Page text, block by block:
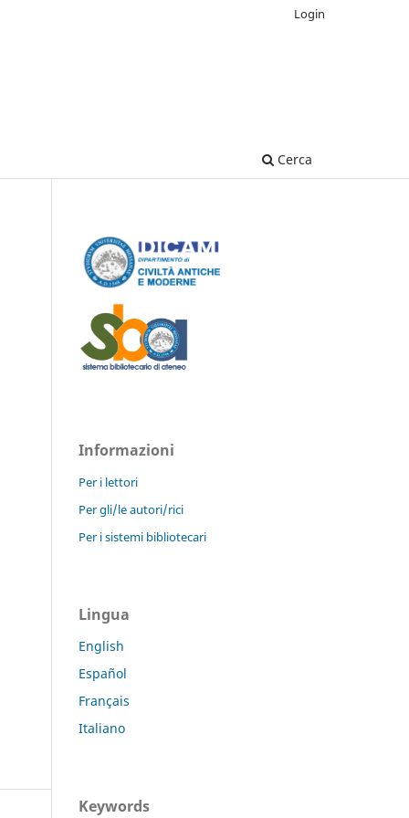
Cerca
Login
Informazioni
Per i lettori
Per gli/le autori/rici
Per i sistemi bibliotecari
Lingua
English
Español
Français
Italiano
Keywords